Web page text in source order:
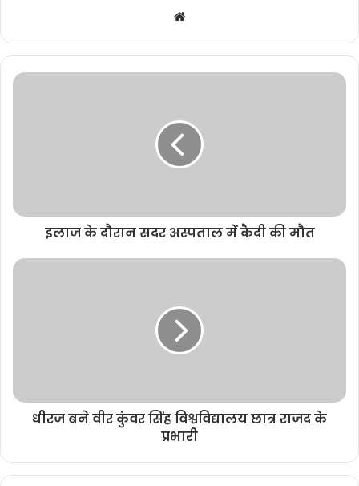
b
s
e
इलाज के दौरान सदर अस्पताल में कैदी की मौत
धीरज बने वीर कुंवर सिंह विश्वविद्यालय छात्र राजद के
प्रभारी